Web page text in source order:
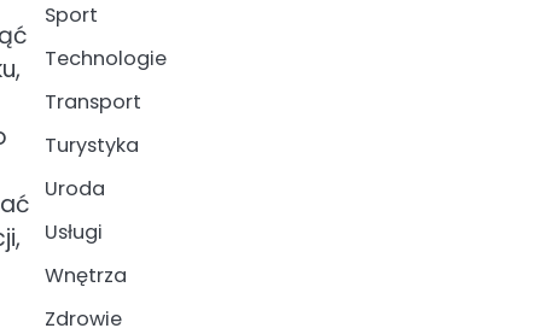
Sport
Technologie
Transport
Turystyka
Uroda
Usługi
Wnętrza
Zdrowie